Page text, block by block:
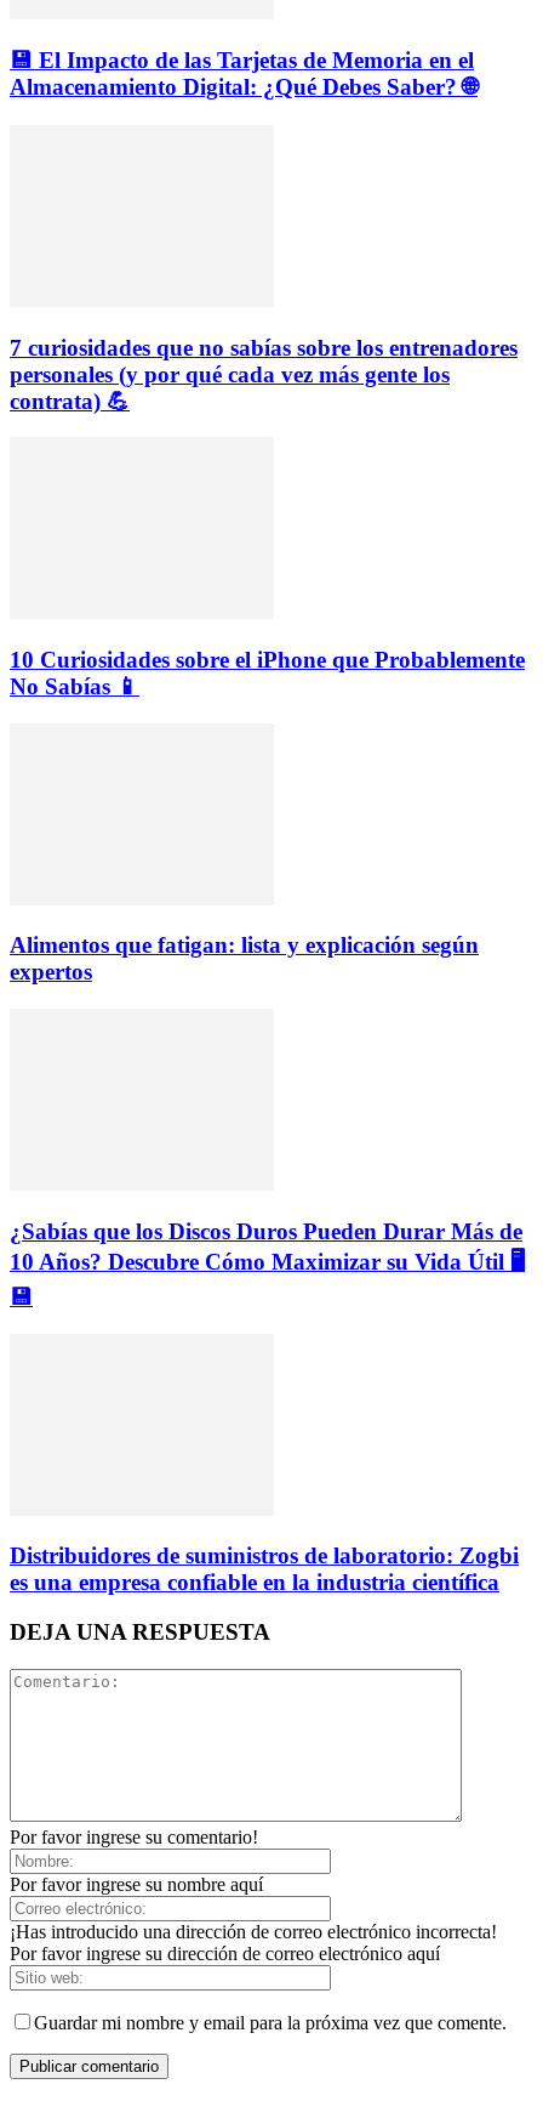
💾 El Impacto de las Tarjetas de Memoria en el
Almacenamiento Digital: ¿Qué Debes Saber? 🌐
7 curiosidades que no sabías sobre los entrenadores
personales (y por qué cada vez más gente los
contrata) 💪
10 Curiosidades sobre el iPhone que Probablemente
No Sabías 📱
Alimentos que fatigan: lista y explicación según
expertos
¿Sabías que los Discos Duros Pueden Durar Más de
10 Años? Descubre Cómo Maximizar su Vida Útil 🖥️
💾
Distribuidores de suministros de laboratorio: Zogbi
es una empresa confiable en la industria científica
DEJA UNA RESPUESTA
Por favor ingrese su comentario!
Por favor ingrese su nombre aquí
¡Has introducido una dirección de correo electrónico incorrecta!
Por favor ingrese su dirección de correo electrónico aquí
Guardar mi nombre y email para la próxima vez que comente.